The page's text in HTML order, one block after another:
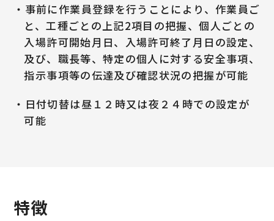
・事前に作業員登録を行うことにより、作業員ご
と、工種ごとの上記2項目の把握、個人ごとの
入場許可開始月日、入場許可終了月日の設定、
及び、職長等、特定の個人に対する安全事項、
指示事項等の伝達及び確認状況の把握が可能
・日付切替は昼１２時又は夜２４時での設定が
可能
特徴